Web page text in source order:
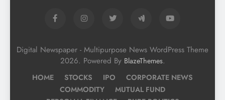
Digital Newspaper - Multipurpose News WordPress Theme
2026. Powered By BlazeThemes.
HOME STOCKS IPO
CORPORATE NEWS
COMMODITY
MUTUAL FUND